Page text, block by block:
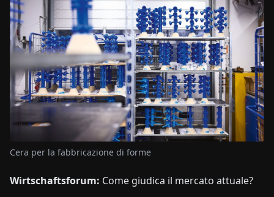
Cera per la fabbricazione di forme
Wirtschaftsforum: Come giudica il mercato attuale?